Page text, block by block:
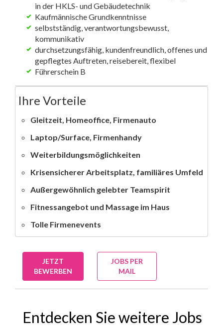
in der HKLS- und Gebäudetechnik
Kaufmännische Grundkenntnisse
selbstständig, verantwortungsbewusst,
kommunikativ
durchsetzungsfähig, kundenfreundlich, offenes und
gepflegtes Auftreten, reisebereit, flexibel
Führerschein B
Ihre Vorteile
Gleitzeit, Homeoffice, Firmenauto
Laptop/Surface, Firmenhandy
Weiterbildungsmöglichkeiten
Krisensicherer Arbeitsplatz, familiäres Umfeld
Außergewöhnlich gelebter Teamspirit
Fitnessangebot und Massage im Haus
Tolle Firmenevents
JETZT
BEWERBEN
JOBS PER
MAIL
Entdecken Sie weitere Jobs